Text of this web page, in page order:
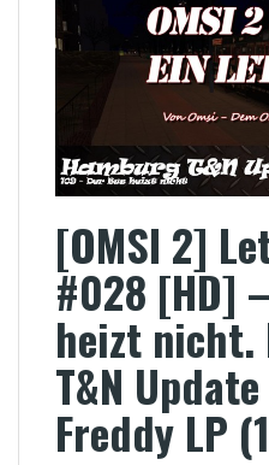
[OMSI 2]
#028 [HD]
heizt nicht.
T&N
Freddy LP